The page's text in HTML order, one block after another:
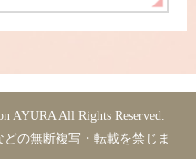
AYURA All Rights Reserved.
どの無断複写・転載を禁じま